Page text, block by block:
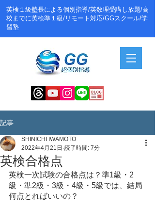
英検１級塾長による個別指導/英数理受講し放題/高
校までに英検準１級/リモート対応/GGスクール/学
習塾
記事
英検合格点
SHINICHI IWAMOTO
2022年4月21日 読了時間: 7分
英検一次試験の合格点は？準1級・2
級・準2級・3級・4級・5級では、結局
何点とればいいの？